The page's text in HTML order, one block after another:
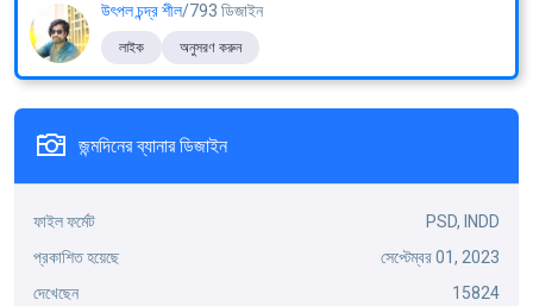
উৎপল চন্দ্র শীল/793 ডিজাইন
লাইক অনুসরণ করুন
জন্মদিনের ব্যানার ডিজাইন
ফাইল ফর্মেট
PSD, INDD
প্রকাশিত হয়েছে
সেপ্টেম্বর 01, 2023
দেখেছেন
15824